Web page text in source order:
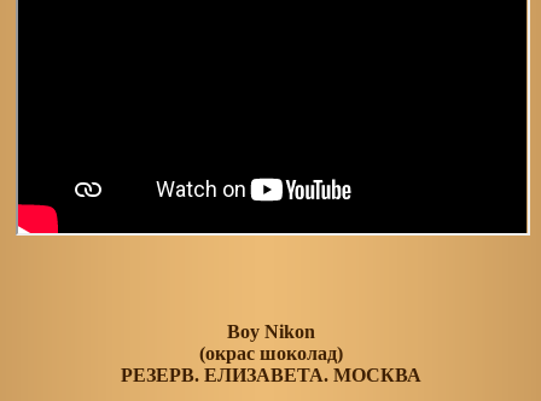
Boy Nikon
(окрас шоколад)
РЕЗЕРВ. ЕЛИЗАВЕТА. МОСКВА